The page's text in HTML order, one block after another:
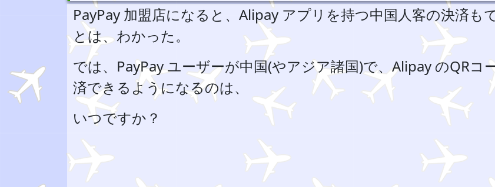
PayPay 加盟店になると、Alipay アプリを持つ中国人客の決済も
とは、わかった。
では、PayPay ユーザーが中国(やアジア諸国)で、Alipay のQRコ
済できるようになるのは、
いつですか？